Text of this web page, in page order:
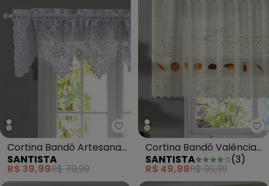
Santista - Cortina Bandô
Cortina Bandô Artesanal
Branca 1.40mx45cm
SANTISTA
R$ 39,99R$ 79,99
Cortina Bandô Valência
Marfim Biscoito
SANTISTA (3)
R$ 49,99R$ 99,99